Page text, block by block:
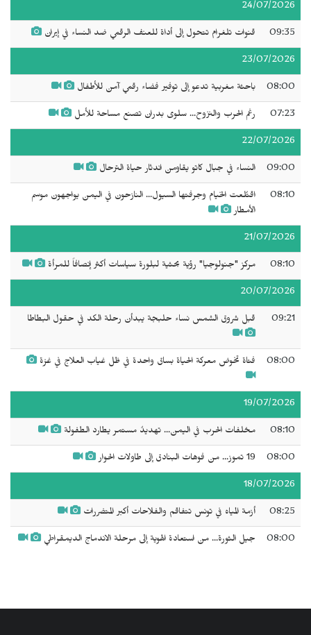
24/07/2026
09:35 قنوات تلغرام تتحول إلى أداة للعنف الرقمي ضد النساء في إيران
23/07/2026
08:00 باحثة مغربية تدعو إلى توفير فضاء رقمي آمن للأطفال
07:23 رغم الحرب والنزوح... سلوى بدران تصنع مساحة للأمل
22/07/2026
09:00 النساء في جبال كاتو يقاومن اندثار حياة الترحال
08:10
اقتُلعت الخيام وجرفتها السيول... النازحون في اليمن يواجهون موسم
الأمطار
21/07/2026
08:10 مركز "جنولوجيا" رؤية بحثية لبلورة سياسات أكثر إنصافاً للمرأة
20/07/2026
09:21 قبل شروق الشمس نساء حلبجة يبدأن رحلة الكد في حقول البطاطا
08:00 فتاة تخوض معركة الحياة بساق واحدة في ظل غياب العلاج في غزة
19/07/2026
08:10 مخلفات الحرب في اليمن... تهديدٌ مستمر يطارد الطفولة
08:00 19 تموز... من فوهات البنادق إلى طاولات الحوار
18/07/2026
08:25 أزمة المياه في تونس تتفاقم والفلاحات أكبر المتضررات
08:00 جيل الثورة... من استعادة الهوية إلى مرحلة الاندماج الديمقراطي